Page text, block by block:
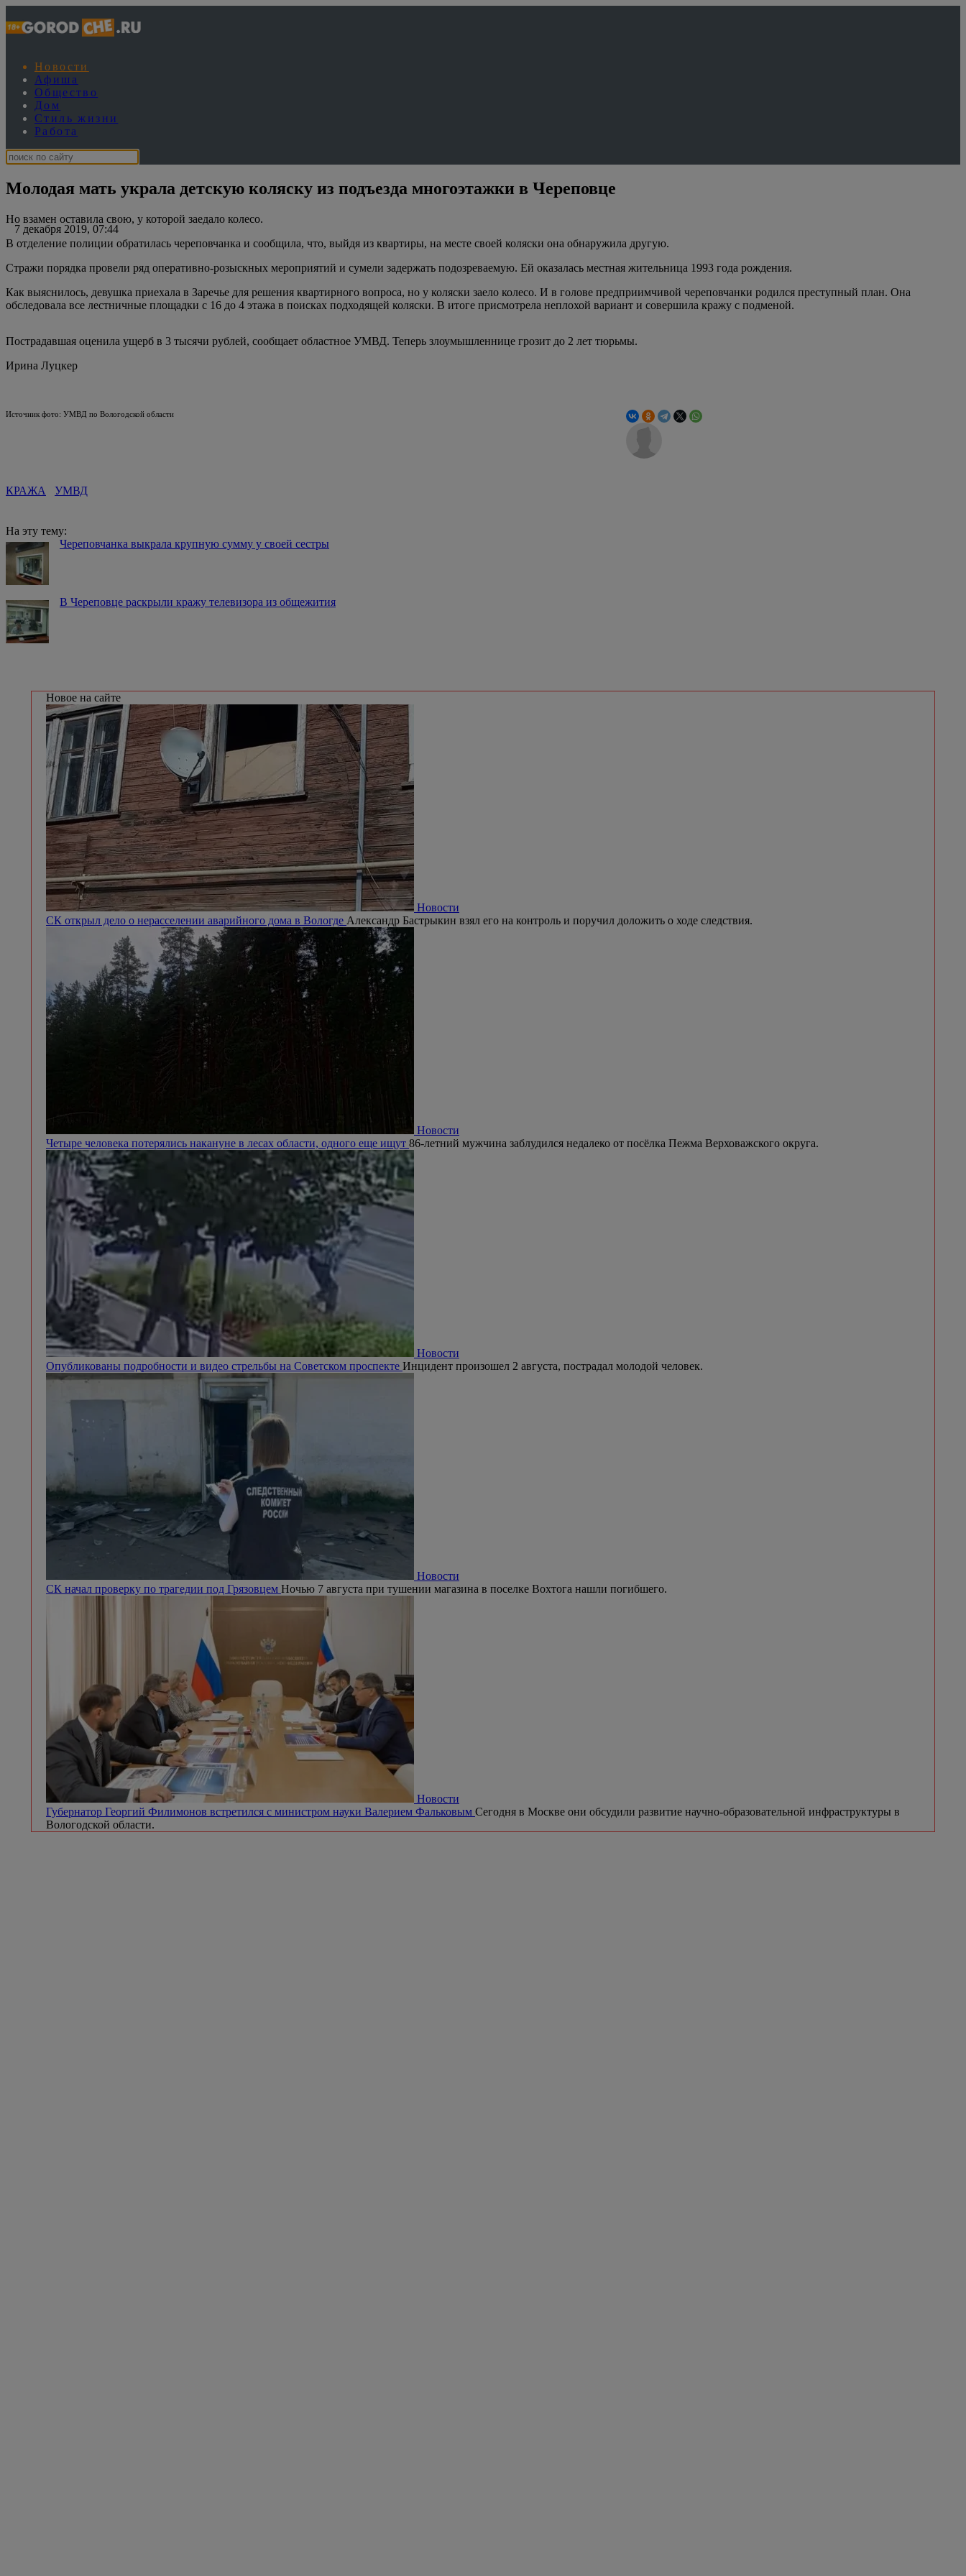
Новости
Афиша
Общество
Дом
Стиль жизни
Работа
Молодая мать украла детскую коляску из подъезда многоэтажки в Череповце
7 декабря 2019, 07:44
Но взамен оставила свою, у которой заедало колесо.
В отделение полиции обратилась череповчанка и сообщила, что, выйдя из квартиры, на месте своей коляски она обнаружила другую.
Стражи порядка провели ряд оперативно-розыскных мероприятий и сумели задержать подозреваемую. Ей оказалась местная жительница 1993 года рождения.
Как выяснилось, девушка приехала в Заречье для решения квартирного вопроса, но у коляски заело колесо. И в голове предприимчивой череповчанки родился преступный план. Она
обследовала все лестничные площадки с 16 до 4 этажа в поисках подходящей коляски. В итоге присмотрела неплохой вариант и совершила кражу с подменой.
Пострадавшая оценила ущерб в 3 тысячи рублей, сообщает областное УМВД. Теперь злоумышленнице грозит до 2 лет тюрьмы.
Ирина Луцкер
Источник фото: УМВД по Вологодской области
КРАЖА УМВД
На эту тему:
Череповчанка выкрала крупную сумму у своей сестры
В Череповце раскрыли кражу телевизора из общежития
Новое на сайте
Новости
СК открыл дело о нерасселении аварийного дома в Вологде Александр Бастрыкин взял его на контроль и поручил доложить о ходе следствия.
Новости
Четыре человека потерялись накануне в лесах области, одного еще ищут 86-летний мужчина заблудился недалеко от посёлка Пежма Верховажского округа.
Новости
Опубликованы подробности и видео стрельбы на Советском проспекте Инцидент произошел 2 августа, пострадал молодой человек.
Новости
СК начал проверку по трагедии под Грязовцем Ночью 7 августа при тушении магазина в поселке Вохтога нашли погибшего.
Новости
Губернатор Георгий Филимонов встретился с министром науки Валерием Фальковым Сегодня в Москве они обсудили развитие научно-образовательной инфраструктуры в
Вологодской области.